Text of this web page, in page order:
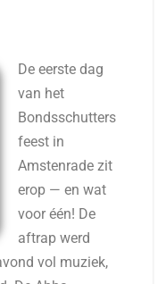
De eerste dag
van het
Bondsschutters
feest in
Amstenrade zit
erop — en wat
voor één! De
aftrap werd
vol muziek,